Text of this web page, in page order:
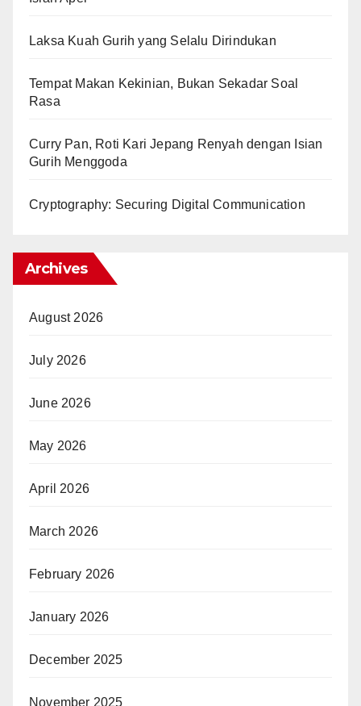
Laksa Kuah Gurih yang Selalu Dirindukan
Tempat Makan Kekinian, Bukan Sekadar Soal
Rasa
Curry Pan, Roti Kari Jepang Renyah dengan Isian
Gurih Menggoda
Cryptography: Securing Digital Communication
Archives
August 2026
July 2026
June 2026
May 2026
April 2026
March 2026
February 2026
January 2026
December 2025
November 2025